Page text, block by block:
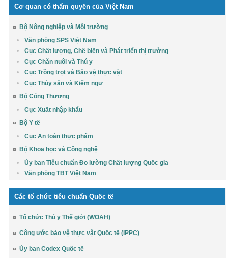
Cơ quan có thẩm quyền của Việt Nam
Bộ Nông nghiệp và Môi trường
Văn phòng SPS Việt Nam
Cục Chất lượng, Chế biến và Phát triển thị trường
Cục Chăn nuôi và Thú y
Cục Trồng trọt và Bảo vệ thực vật
Cục Thủy sản và Kiểm ngư
Bộ Công Thương
Cục Xuất nhập khẩu
Bộ Y tế
Cục An toàn thực phẩm
Bộ Khoa học và Công nghệ
Ủy ban Tiêu chuẩn Đo lường Chất lượng Quốc gia
Văn phòng TBT Việt Nam
Các tổ chức tiêu chuẩn Quốc tế
Tổ chức Thú y Thế giới (WOAH)
Công ước bảo vệ thực vật Quốc tế (IPPC)
Ủy ban Codex Quốc tế